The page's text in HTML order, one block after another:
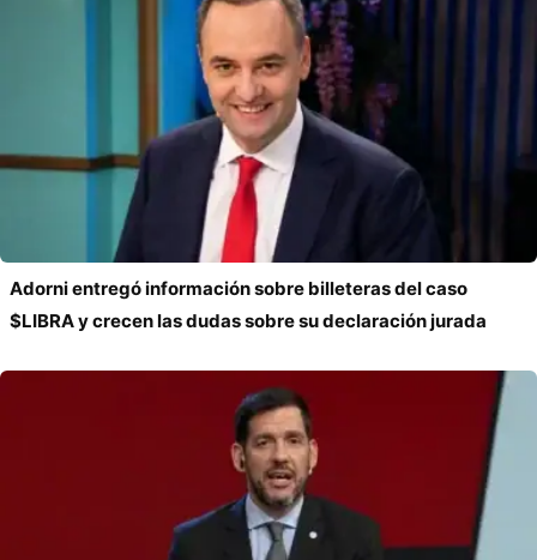
Adorni entregó información sobre billeteras del caso
$LIBRA y crecen las dudas sobre su declaración jurada